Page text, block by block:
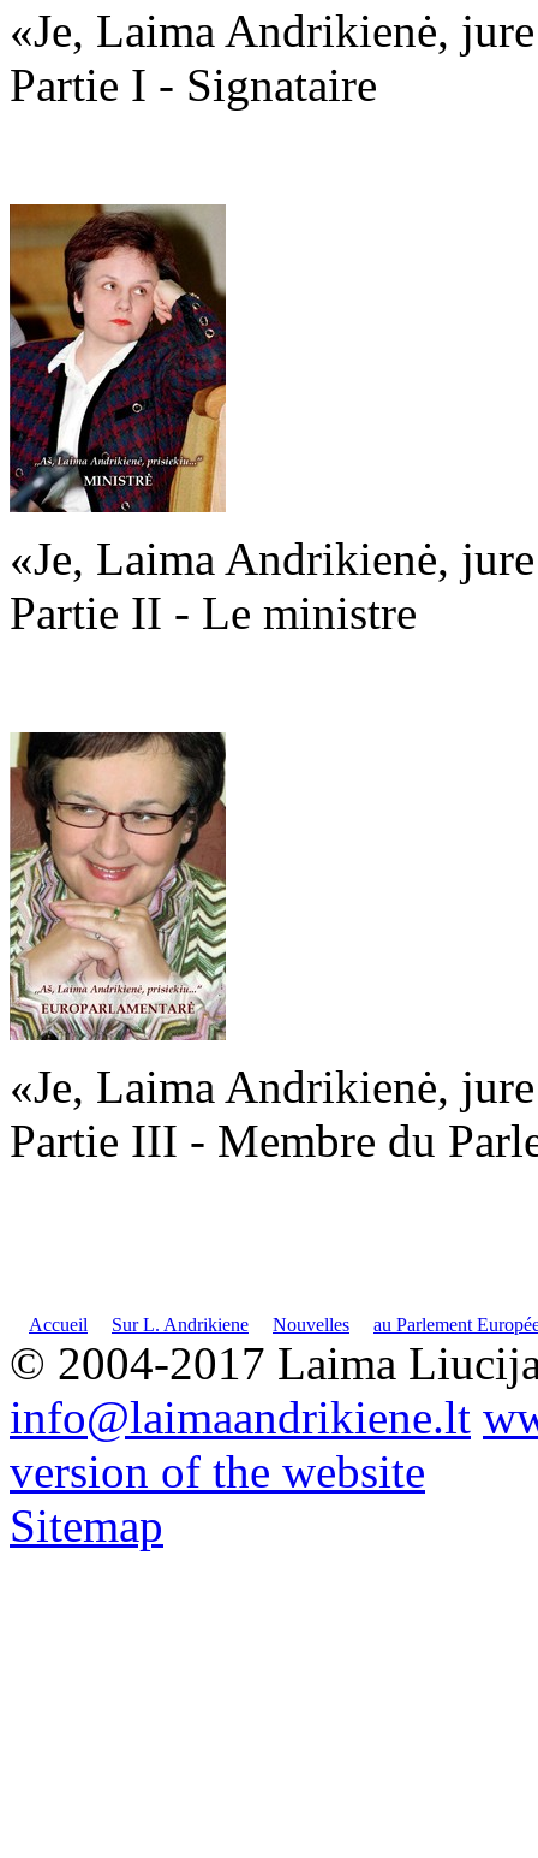
«Je, Laima Andrikienė,
Partie I - Signataire
«Je, Laima Andrikienė,
Partie II - Le ministre
«Je, Laima Andrikienė,
Partie III - Membre du
Accueil Sur L. Andrikiene Nouvelles au Parlement
© 2004-2017 Laima
info@laimaandrikiene.lt
version of the website
Sitemap